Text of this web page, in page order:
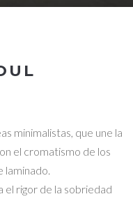
minimalistas, que une la
el cromatismo de los
laminado.
el rigor de la sobriedad